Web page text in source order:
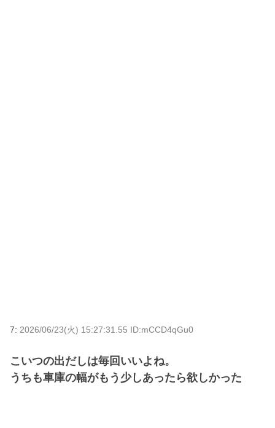
7: 2026/06/23(火) 15:27:31.55 ID:mCCD4qGu0
こいつの出だしは毎回いいよね。
うちも車庫の幅がもう少しあったら欲しかった